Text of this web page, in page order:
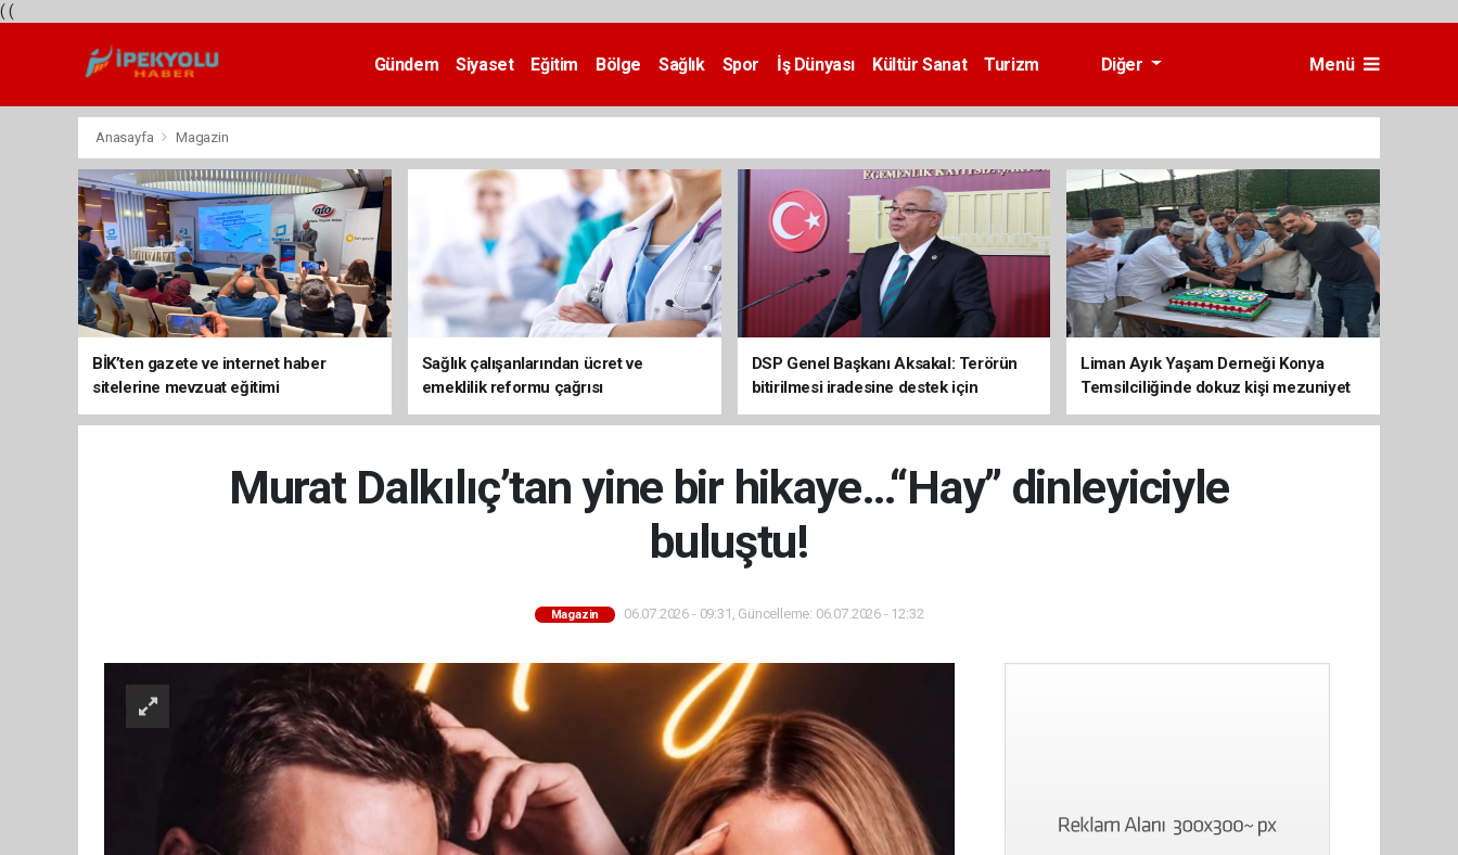
( (
Gündem Siyaset Eğitim Bölge Sağlık Spor İş Dünyası Kültür Sanat
Turizm
Diğer Menü
Anasayfa Magazin
BİK’ten gazete ve internet haber
sitelerine mevzuat eğitimi
Sağlık çalışanlarından ücret ve
emeklilik reformu çağrısı
DSP Genel Başkanı Aksakal: Terörün
bitirilmesi iradesine destek için
imzalayacağım
Liman Ayık Yaşam Derneği Konya
Temsilciliğinde dokuz kişi mezuniyet
sevinci yaşadı
Murat Dalkılıç’tan yine bir hikaye…“Hay” dinleyiciyle
buluştu!
Magazin 06.07.2026 - 09:31, Güncelleme: 06.07.2026 - 12:32